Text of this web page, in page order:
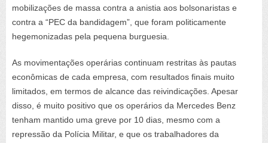
mobilizações de massa contra a anistia aos bolsonaristas e
contra a “PEC da bandidagem”, que foram politicamente
hegemonizadas pela pequena burguesia.
As movimentações operárias continuam restritas às pautas
econômicas de cada empresa, com resultados finais muito
limitados, em termos de alcance das reivindicações. Apesar
disso, é muito positivo que os operários da Mercedes Benz
tenham mantido uma greve por 10 dias, mesmo com a
repressão da Polícia Militar, e que os trabalhadores da